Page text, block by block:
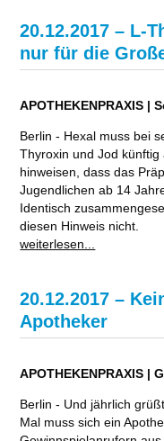
20.12.2017 – L-
nur für die
APOTHEKENPRAXIS |
Berlin - Hexal muss bei
Thyroxin und Jod
hinweisen, dass das
Jugendlichen ab 14
Identisch
diesen Hinweis nicht.
weiterlesen...
20.12.2017 –
Apotheker
APOTHEKENPRAXIS |
Berlin - Und jährlich
Mal muss sich ein